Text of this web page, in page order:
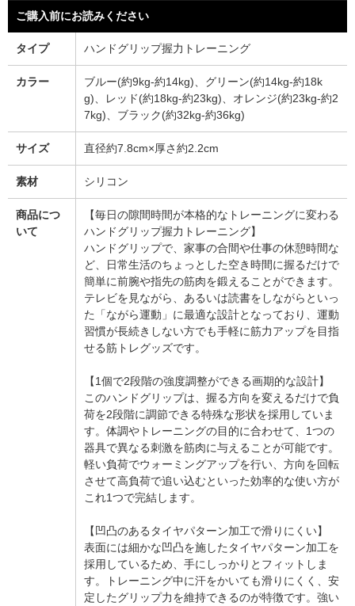
ご購入前にお読みください
タイプ ハンドグリップ握力トレーニング
カラー
ブルー(約9kg-約14kg)、グリーン(約14kg-約18k
g)、レッド(約18kg-約23kg)、オレンジ(約23kg-約2
7kg)、ブラック(約32kg-約36kg)
サイズ 直径約7.8cm×厚さ約2.2cm
素材 シリコン
商品につ
いて
【毎日の隙間時間が本格的なトレーニングに変わる
ハンドグリップ握力トレーニング】
ハンドグリップで、家事の合間や仕事の休憩時間な
ど、日常生活のちょっとした空き時間に握るだけで
簡単に前腕や指先の筋肉を鍛えることができます。
テレビを見ながら、あるいは読書をしながらといっ
た「ながら運動」に最適な設計となっており、運動
習慣が長続きしない方でも手軽に筋力アップを目指
せる筋トレグッズです。
【1個で2段階の強度調整ができる画期的な設計】
このハンドグリップは、握る方向を変えるだけで負
荷を2段階に調節できる特殊な形状を採用していま
す。体調やトレーニングの目的に合わせて、1つの
器具で異なる刺激を筋肉に与えることが可能です。
軽い負荷でウォーミングアップを行い、方向を回転
させて高負荷で追い込むといった効率的な使い方が
これ1つで完結します。
【凹凸のあるタイヤパターン加工で滑りにくい】
表面には細かな凹凸を施したタイヤパターン加工を
採用しているため、手にしっかりとフィットしま
す。トレーニング中に汗をかいても滑りにくく、安
定したグリップ力を維持できるのが特徴です。強い